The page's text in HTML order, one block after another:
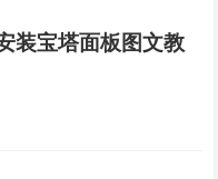
装宝塔面板图文教